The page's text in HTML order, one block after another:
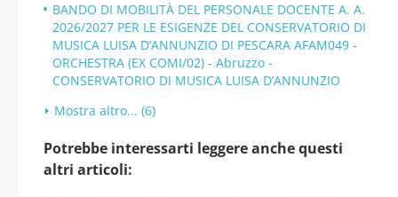
BANDO DI MOBILITÀ DEL PERSONALE DOCENTE A. A.
2026/2027 PER LE ESIGENZE DEL CONSERVATORIO DI
MUSICA LUISA D’ANNUNZIO DI PESCARA AFAM049 -
ORCHESTRA (EX COMI/02) - Abruzzo -
CONSERVATORIO DI MUSICA LUISA D’ANNUNZIO
Mostra altro... (6)
Potrebbe interessarti leggere anche questi
altri articoli: